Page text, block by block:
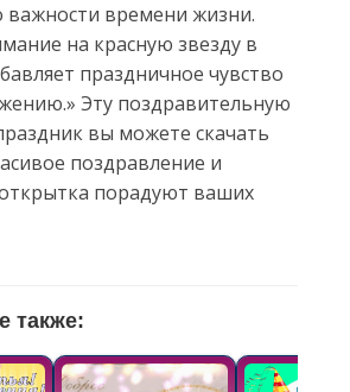
важности времени жизни.
на красную звезду в
праздничное чувство
Эту поздравительную
вы можете скачать
поздравление и
порадуют ваших
также: